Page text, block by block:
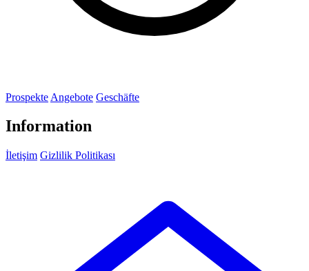
Prospekte Angebote Geschäfte
Information
İletişim Gizlilik Politikası